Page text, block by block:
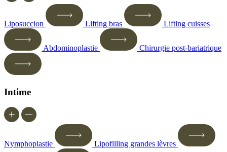
Liposuccion Lifting bras Lifting cuisses
Abdominoplastie Chirurgie post-bariatrique
Intime
Nymphoplastie Lipofilling grandes lèvres